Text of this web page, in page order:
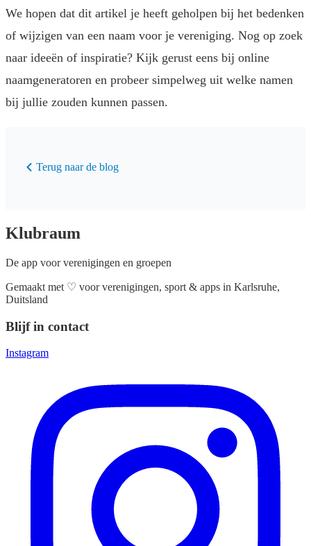
We hopen dat dit artikel je heeft geholpen bij het bedenken
of wijzigen van een naam voor je vereniging. Nog op zoek
naar ideeën of inspiratie? Kijk gerust eens bij online
naamgeneratoren en probeer simpelweg uit welke namen
bij jullie zouden kunnen passen.
Terug naar de blog
Klubraum
De app voor verenigingen en groepen
Gemaakt met ♡ voor verenigingen, sport & apps in Karlsruhe,
Duitsland
Blijf in contact
Instagram